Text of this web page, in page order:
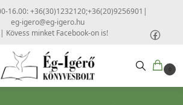
16.00: +36(30)1232120;+36(20)9256901 |
eg-igero@eg-igero.hu
| Kövess minket Facebook-on is!
0